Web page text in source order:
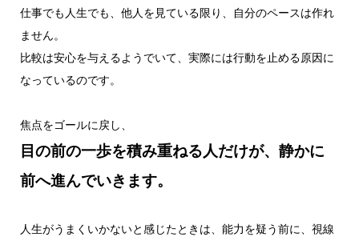
仕事でも人生でも、他人を見ている限り、自分のペースは作れ
ません。
比較は安心を与えるようでいて、実際には行動を止める原因に
なっているのです。
焦点をゴールに戻し、
目の前の一歩を積み重ねる人だけが、静かに
前へ進んでいきます。
人生がうまくいかないと感じたときは、能力を疑う前に、視線